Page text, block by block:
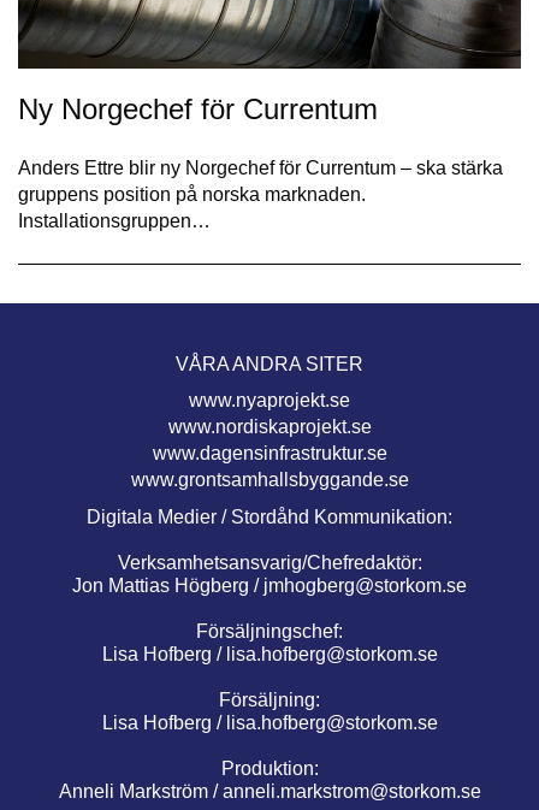
Ny Norgechef för Currentum
Anders Ettre blir ny Norgechef för Currentum – ska stärka
gruppens position på norska marknaden.
Installationsgruppen…
VÅRA ANDRA SITER
www.nyaprojekt.se
www.nordiskaprojekt.se
www.dagensinfrastruktur.se
www.grontsamhallsbyggande.se
Digitala Medier / Stordåhd Kommunikation:
Verksamhetsansvarig/Chefredaktör:
Jon Mattias Högberg / jmhogberg@storkom.se
Försäljningschef:
Lisa Hofberg / lisa.hofberg@storkom.se
Försäljning:
Lisa Hofberg / lisa.hofberg@storkom.se
Produktion:
Anneli Markström / anneli.markstrom@storkom.se